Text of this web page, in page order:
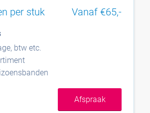
per stuk Vanaf €65,-
btw etc.
Afspraak